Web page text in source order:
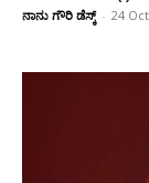
ನಾನು ಗೌರಿ ಡೆಸ್ಕ್ - 24